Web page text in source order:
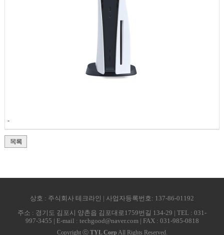
-
상호 : 주식회사 테크라인 | 사업자등록번호: 137-86-01192
주소 : 경기도 김포시 양촌읍 김포대로1759번길 134-29 | TEL : 031-
997-3455 | E-mail : techgood@naver.com | FAX : 031-985-0818
Copyright ⓒ TYL Corp All Rights Reserved.